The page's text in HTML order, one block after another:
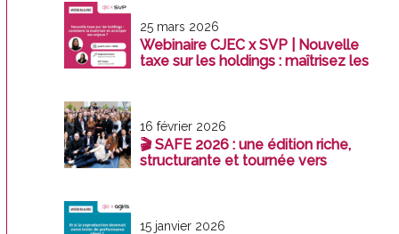
25 mars 2026
Webinaire CJEC x SVP | Nouvelle
taxe sur les holdings : maîtrisez les
16 février 2026
🎬 SAFE 2026 : une édition riche,
structurante et tournée vers
15 janvier 2026